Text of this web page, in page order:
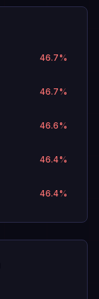
46.7%
46.7%
46.6%
46.4%
46.4%